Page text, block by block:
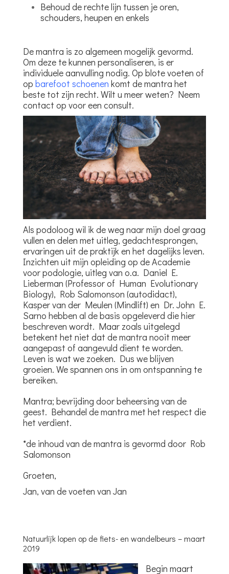
Behoud de rechte lijn tussen je oren,
schouders, heupen en enkels
De mantra is zo algemeen mogelijk gevormd.
Om deze te kunnen personaliseren, is er
individuele aanvulling nodig. Op blote voeten of
op barefoot schoenen komt de mantra het
beste tot zijn recht. Wilt u meer weten? Neem
contact op voor een consult.
Als podoloog wil ik de weg naar mijn doel graag
vullen en delen met uitleg, gedachtesprongen,
ervaringen uit de praktijk en het dagelijks leven.
Inzichten uit mijn opleiding op de Academie
voor podologie, uitleg van o.a. Daniel E.
Lieberman (Professor of Human Evolutionary
Biology), Rob Salomonson (autodidact),
Kasper van der Meulen (Mindlift) en Dr. John E.
Sarno hebben al de basis opgeleverd die hier
beschreven wordt. Maar zoals uitgelegd
betekent het niet dat de mantra nooit meer
aangepast of aangevuld dient te worden.
Leven is wat we zoeken. Dus we blijven
groeien. We spannen ons in om ontspanning te
bereiken.
Mantra; bevrijding door beheersing van de
geest. Behandel de mantra met het respect die
het verdient.
*de inhoud van de mantra is gevormd door Rob
Salomonson
Groeten,
Jan, van de voeten van Jan
Natuurlijk lopen op de fiets- en wandelbeurs – maart
2019
Begin maart